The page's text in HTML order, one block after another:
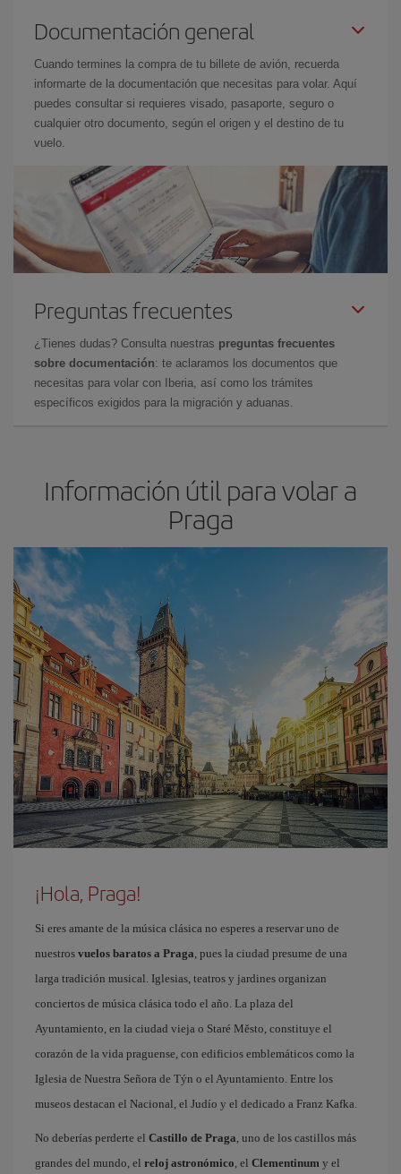
Documentación general
Cuando termines la compra de tu billete de avión, recuerda
informarte de la documentación que necesitas para volar. Aquí
puedes consultar si requieres visado, pasaporte, seguro o
cualquier otro documento, según el origen y el destino de tu
vuelo.
Preguntas frecuentes
¿Tienes dudas? Consulta nuestras preguntas frecuentes
sobre documentación: te aclaramos los documentos que
necesitas para volar con Iberia, así como los trámites
específicos exigidos para la migración y aduanas.
Información útil para volar a
Praga
¡Hola, Praga!
Si eres amante de la música clásica no esperes a reservar uno de
nuestros vuelos baratos a Praga, pues la ciudad presume de una
larga tradición musical. Iglesias, teatros y jardines organizan
conciertos de música clásica todo el año. La plaza del
Ayuntamiento, en la ciudad vieja o Staré Město, constituye el
corazón de la vida praguense, con edificios emblemáticos como la
Iglesia de Nuestra Señora de Týn o el Ayuntamiento. Entre los
museos destacan el Nacional, el Judío y el dedicado a Franz Kafka.
No deberías perderte el Castillo de Praga, uno de los castillos más
grandes del mundo, el reloj astronómico, el Clementinum y el